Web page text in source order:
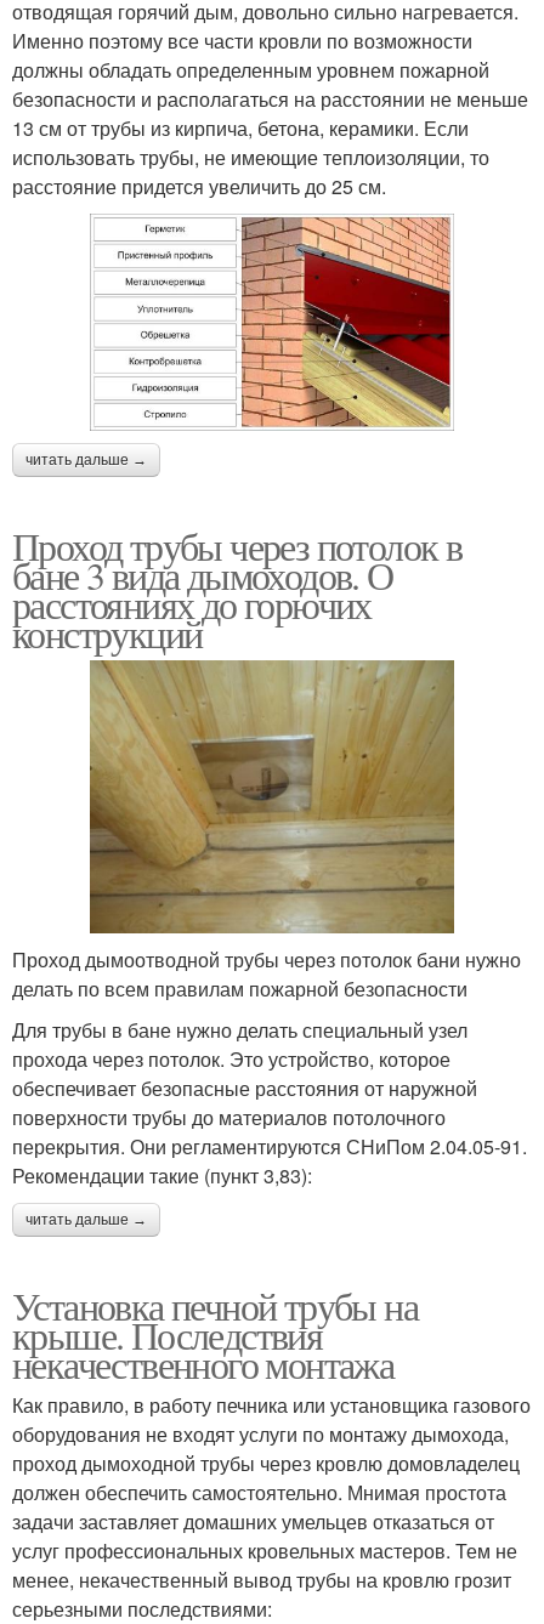
отводящая горячий дым, довольно сильно нагревается.
Именно поэтому все части кровли по возможности
должны обладать определенным уровнем пожарной
безопасности и располагаться на расстоянии не меньше
13 см от трубы из кирпича, бетона, керамики. Если
использовать трубы, не имеющие теплоизоляции, то
расстояние придется увеличить до 25 см.
читать дальше →
Проход трубы через потолок в
бане 3 вида дымоходов. О
расстояниях до горючих
конструкций
Проход дымоотводной трубы через потолок бани нужно
делать по всем правилам пожарной безопасности
Для трубы в бане нужно делать специальный узел
прохода через потолок. Это устройство, которое
обеспечивает безопасные расстояния от наружной
поверхности трубы до материалов потолочного
перекрытия. Они регламентируются СНиПом 2.04.05-91.
Рекомендации такие (пункт 3,83):
читать дальше →
Установка печной трубы на
крыше. Последствия
некачественного монтажа
Как правило, в работу печника или установщика газового
оборудования не входят услуги по монтажу дымохода,
проход дымоходной трубы через кровлю домовладелец
должен обеспечить самостоятельно. Мнимая простота
задачи заставляет домашних умельцев отказаться от
услуг профессиональных кровельных мастеров. Тем не
менее, некачественный вывод трубы на кровлю грозит
серьезными последствиями: